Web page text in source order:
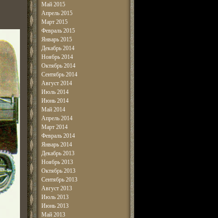
Май 2015
Апрель 2015
Март 2015
Февраль 2015
Январь 2015
Декабрь 2014
Ноябрь 2014
Октябрь 2014
Сентябрь 2014
Август 2014
Июль 2014
Июнь 2014
Май 2014
Апрель 2014
Март 2014
Февраль 2014
Январь 2014
Декабрь 2013
Ноябрь 2013
Октябрь 2013
Сентябрь 2013
Август 2013
Июль 2013
Июнь 2013
Май 2013